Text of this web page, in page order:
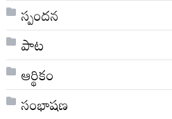
స్పందన
పాట
ఆర్థికం
సంభాషణ